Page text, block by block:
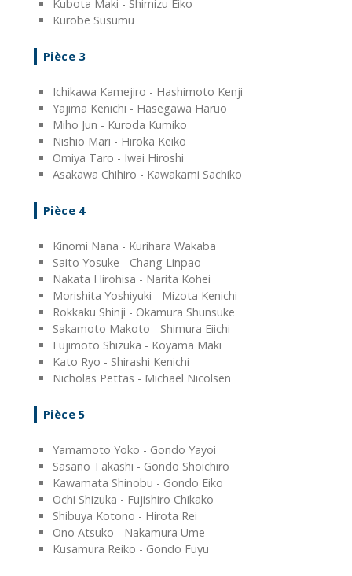
Kubota Maki - Shimizu Eiko
Kurobe Susumu
Pièce 3
Ichikawa Kamejiro - Hashimoto Kenji
Yajima Kenichi - Hasegawa Haruo
Miho Jun - Kuroda Kumiko
Nishio Mari - Hiroka Keiko
Omiya Taro - Iwai Hiroshi
Asakawa Chihiro - Kawakami Sachiko
Pièce 4
Kinomi Nana - Kurihara Wakaba
Saito Yosuke - Chang Linpao
Nakata Hirohisa - Narita Kohei
Morishita Yoshiyuki - Mizota Kenichi
Rokkaku Shinji - Okamura Shunsuke
Sakamoto Makoto - Shimura Eiichi
Fujimoto Shizuka - Koyama Maki
Kato Ryo - Shirashi Kenichi
Nicholas Pettas - Michael Nicolsen
Pièce 5
Yamamoto Yoko - Gondo Yayoi
Sasano Takashi - Gondo Shoichiro
Kawamata Shinobu - Gondo Eiko
Ochi Shizuka - Fujishiro Chikako
Shibuya Kotono - Hirota Rei
Ono Atsuko - Nakamura Ume
Kusamura Reiko - Gondo Fuyu